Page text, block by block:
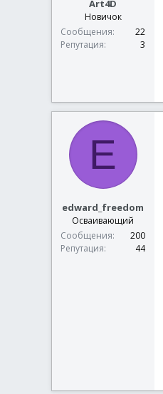
Art4D
Новичок
Сообщения
22
Репутация
3
E
edward_freedom
Осваивающий
Сообщения
200
Репутация
44